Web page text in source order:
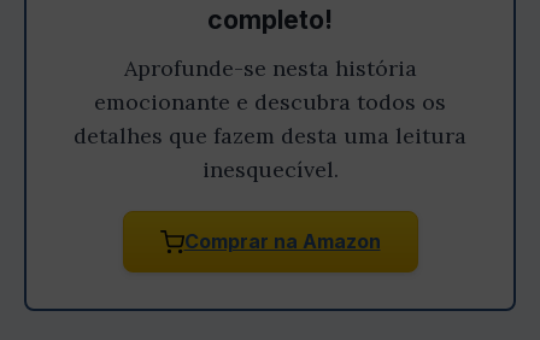
completo!
Aprofunde-se nesta história
emocionante e descubra todos os
detalhes que fazem desta uma leitura
inesquecível.
Comprar na Amazon